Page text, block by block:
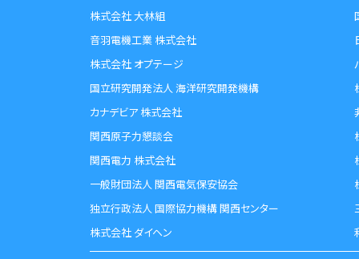
株式会社 大林組
音羽電機工業 株式会社
株式会社 オプテージ
国立研究開発法人 海洋研究開発機構
カナデビア 株式会社
関西原子力懇談会
関西電力 株式会社
一般財団法人 関西電気保安協会
独立行政法人 国際協力機構 関西センター
株式会社 ダイヘン